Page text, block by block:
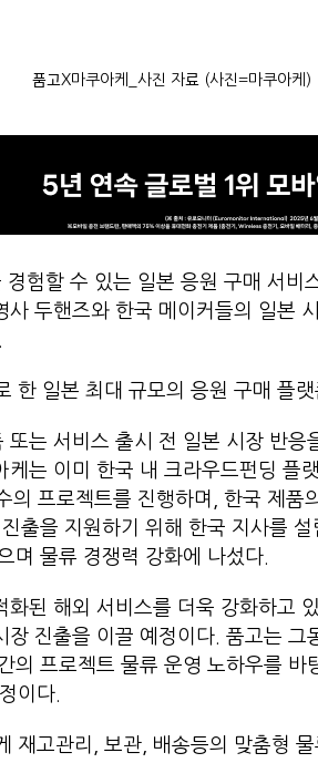
품고X마쿠아케_사진 자료 (사진=마쿠아케)
험할 수 있는 일본 응원 구매 서비
사 두핸즈와 한국 메이커들의 일본
일본 최대 규모의 응원 구매 플랫
는 서비스 출시 전 일본 시장 반응
는 이미 한국 내 크라우드펀딩 플
의 프로젝트를 진행하며, 한국 제품
출을 지원하기 위해 한국 지사를 설
며 물류 경쟁력 강화에 나섰다.
된 해외 서비스를 더욱 강화하고
진출을 이끌 예정이다. 품고는 그
의 프로젝트 물류 운영 노하우를 바
이다.
재고관리, 보관, 배송등의 맞춤형